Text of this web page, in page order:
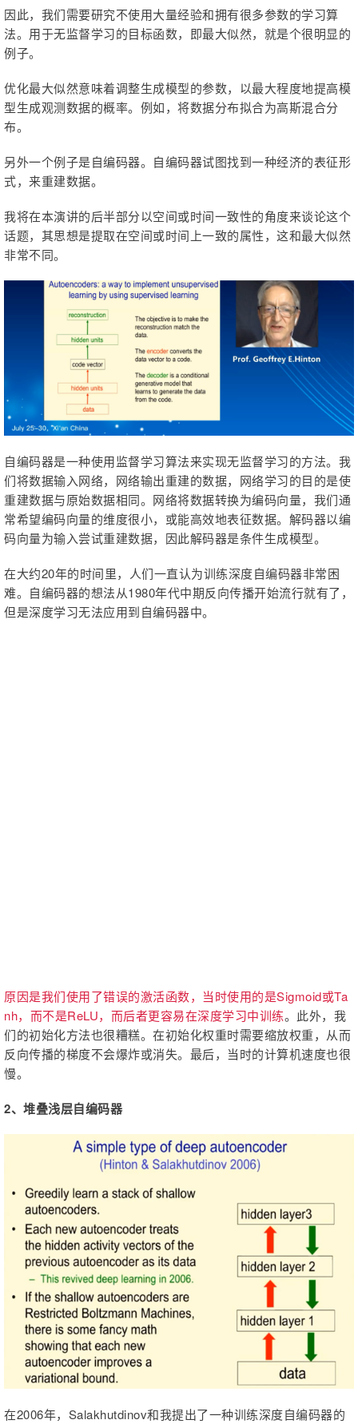
因此，我们需要研究不使用大量经验和拥有很多参数的学习算
法。用于无监督学习的目标函数，即最大似然，就是个很明显的
例子。
优化最大似然意味着调整生成模型的参数，以最大程度地提高模
型生成观测数据的概率。例如，将数据分布拟合为高斯混合分
布。
另外一个例子是自编码器。自编码器试图找到一种经济的表征形
式，来重建数据。
我将在本演讲的后半部分以空间或时间一致性的角度来谈论这个
话题，其思想是提取在空间或时间上一致的属性，这和最大似然
非常不同。
自编码器是一种使用监督学习算法来实现无监督学习的方法。我
们将数据输入网络，网络输出重建的数据，网络学习的目的是使
重建数据与原始数据相同。网络将数据转换为编码向量，我们通
常希望编码向量的维度很小，或能高效地表征数据。解码器以编
码向量为输入尝试重建数据，因此解码器是条件生成模型。
在大约20年的时间里，人们一直认为训练深度自编码器非常困
难。自编码器的想法从1980年代中期反向传播开始流行就有了，
但是深度学习无法应用到自编码器中。
原因是我们使用了错误的激活函数，当时使用的是Sigmoid或Ta
nh，而不是ReLU，而后者更容易在深度学习中训练。此外，我
们的初始化方法也很糟糕。在初始化权重时需要缩放权重，从而
反向传播的梯度不会爆炸或消失。最后，当时的计算机速度也很
慢。
2、堆叠浅层自编码器
在2006年，Salakhutdinov和我提出了一种训练深度自编码器的